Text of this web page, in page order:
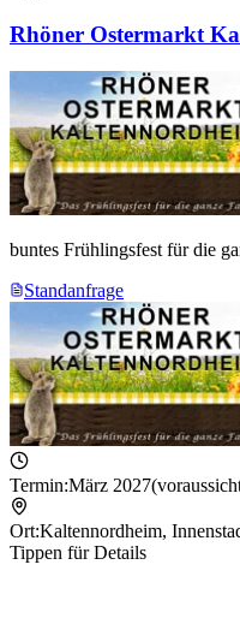
Rhöner Ostermarkt
buntes Frühlingsfest für die
Standanfrage
Termin:März 2027
Ort:Kaltennordheim,
Tippen für Details